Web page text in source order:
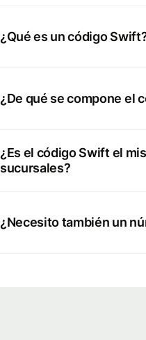
¿Qué es un código
¿De qué se compone el
¿Es el código Swift el
sucursales?
¿Necesito también un